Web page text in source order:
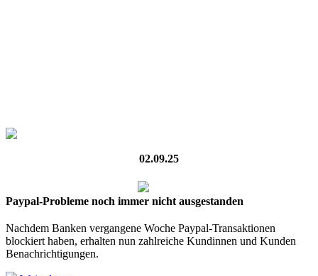
02.09.25
Paypal-Probleme noch immer nicht ausgestanden
Nachdem Banken vergangene Woche Paypal-Transaktionen
blockiert haben, erhalten nun zahlreiche Kundinnen und Kunden
Benachrichtigungen.